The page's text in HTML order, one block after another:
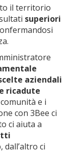
il territorio
superiori
aziendali
ricadute
e i
con 3Bee ci
ci aiuta a
dall’altro ci